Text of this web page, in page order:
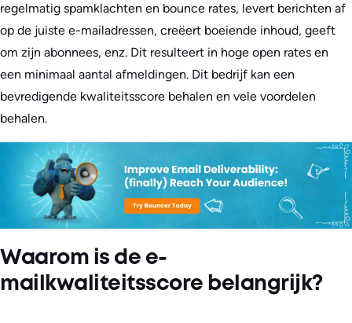
regelmatig spamklachten en bounce rates, levert berichten af
op de juiste e-mailadressen, creëert boeiende inhoud, geeft
om zijn abonnees, enz. Dit resulteert in hoge open rates en
een minimaal aantal afmeldingen. Dit bedrijf kan een
bevredigende kwaliteitsscore behalen en vele voordelen
behalen.
Waarom is de e-
mailkwaliteitsscore belangrijk?